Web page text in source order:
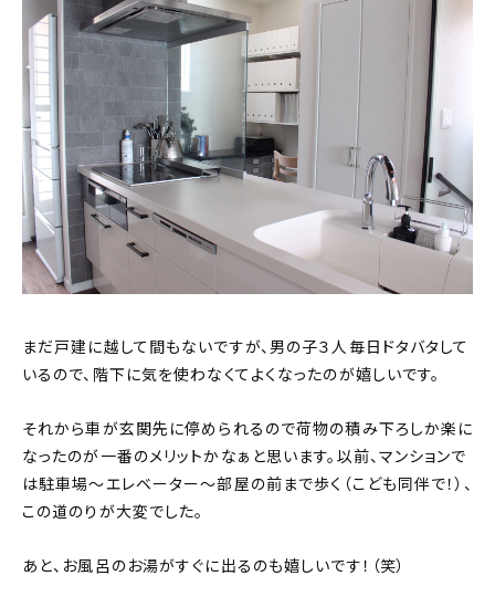
まだ戸建に越して間もないですが、男の子３人毎日ドタバタして
いるので、階下に気を使わなくてよくなったのが嬉しいです。
それから車が玄関先に停められるので荷物の積み下ろしか楽に
なったのが一番のメリットかなぁと思います。以前、マンションで
は駐車場〜エレベーター〜部屋の前まで歩く（こども同伴で！）、
この道のりが大変でした。
あと、お風呂のお湯がすぐに出るのも嬉しいです！（笑）